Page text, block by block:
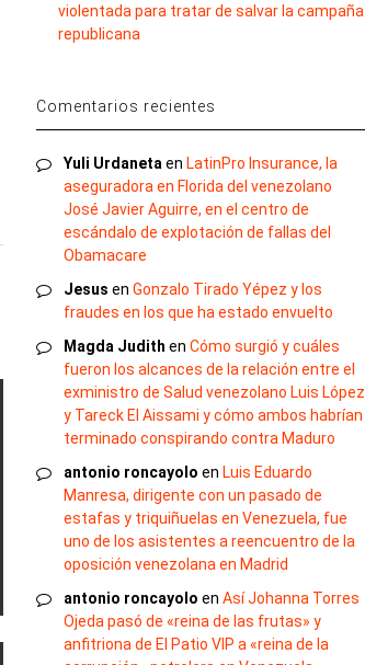
violentada para tratar de salvar la campaña
republicana
Comentarios recientes
Yuli Urdaneta en LatinPro Insurance, la
aseguradora en Florida del venezolano
José Javier Aguirre, en el centro de
escándalo de explotación de fallas del
Obamacare
Jesus enGonzalo Tirado Yépez y los
fraudes en los que ha estado envuelto
Magda Judith enCómo surgió y cuáles
fueron los alcances de la relación entre el
exministro de Salud venezolano Luis López
y Tareck El Aissami y cómo ambos habrían
terminado conspirando contra Maduro
antonio roncayolo en Luis Eduardo
Manresa, dirigente con un pasado de
estafas y triquiñuelas en Venezuela, fue
uno de los asistentes a reencuentro de la
oposición venezolana en Madrid
antonio roncayolo enAsí Johanna Torres
Ojeda pasó de «reina de las frutas» y
anfitriona de El Patio VIP a «reina de la